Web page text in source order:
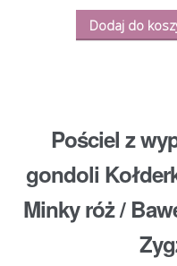
Dodaj do
Pościel z
gondoli
Minky róż /